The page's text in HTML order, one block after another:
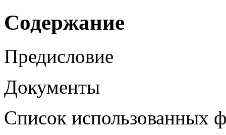
Содержание
Предисловие
Документы
Список использованных